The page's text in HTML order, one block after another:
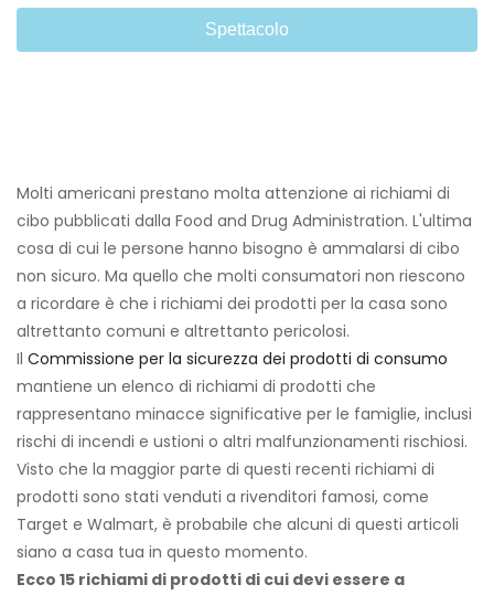
Spettacolo
Molti americani prestano molta attenzione ai richiami di
cibo pubblicati dalla Food and Drug Administration. L'ultima
cosa di cui le persone hanno bisogno è ammalarsi di cibo
non sicuro. Ma quello che molti consumatori non riescono
a ricordare è che i richiami dei prodotti per la casa sono
altrettanto comuni e altrettanto pericolosi.
Il Commissione per la sicurezza dei prodotti di consumo
mantiene un elenco di richiami di prodotti che
rappresentano minacce significative per le famiglie, inclusi
rischi di incendi e ustioni o altri malfunzionamenti rischiosi.
Visto che la maggior parte di questi recenti richiami di
prodotti sono stati venduti a rivenditori famosi, come
Target e Walmart, è probabile che alcuni di questi articoli
siano a casa tua in questo momento.
Ecco 15 richiami di prodotti di cui devi essere a